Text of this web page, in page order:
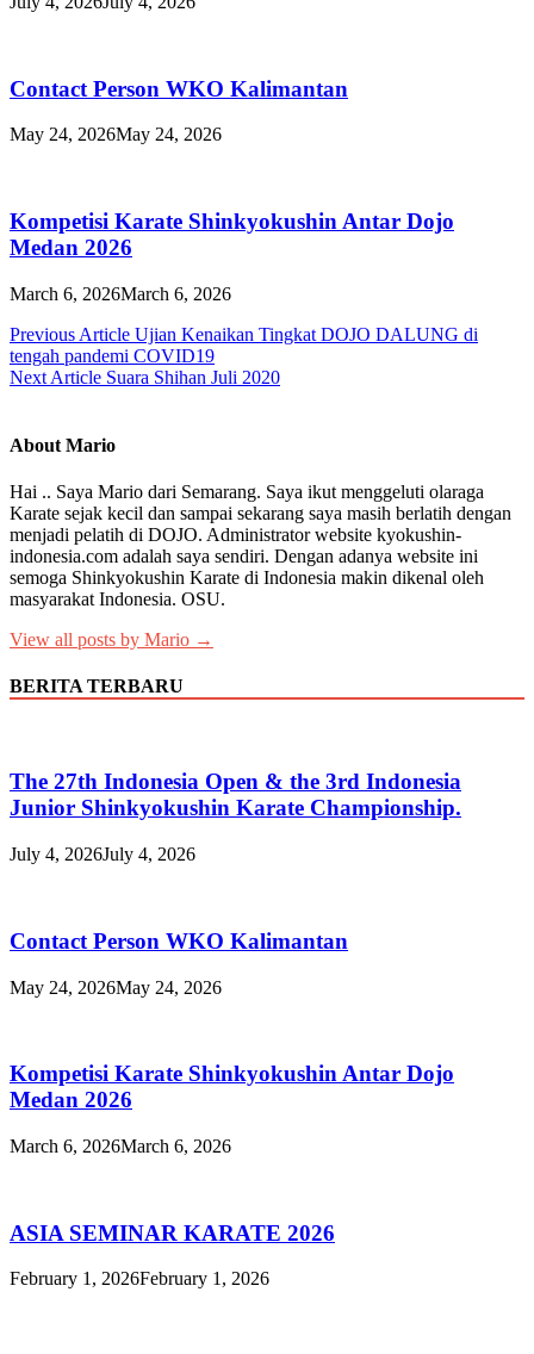
Contact Person WKO Kalimantan
May 24, 2026May 24, 2026
Kompetisi Karate Shinkyokushin Antar Dojo
Medan 2026
March 6, 2026March 6, 2026
Post
navigation
Previous Article Ujian Kenaikan Tingkat DOJO DALUNG di
tengah pandemi COVID19
Next Article Suara Shihan Juli 2020
About Mario
Hai .. Saya Mario dari Semarang. Saya ikut menggeluti olaraga
Karate sejak kecil dan sampai sekarang saya masih berlatih dengan
menjadi pelatih di DOJO. Administrator website kyokushin-
indonesia.com adalah saya sendiri. Dengan adanya website ini
semoga Shinkyokushin Karate di Indonesia makin dikenal oleh
masyarakat Indonesia. OSU.
View all posts by Mario →
BERITA TERBARU
The 27th Indonesia Open & the 3rd Indonesia
Junior Shinkyokushin Karate Championship.
July 4, 2026July 4, 2026
Contact Person WKO Kalimantan
May 24, 2026May 24, 2026
Kompetisi Karate Shinkyokushin Antar Dojo
Medan 2026
March 6, 2026March 6, 2026
ASIA SEMINAR KARATE 2026
February 1, 2026February 1, 2026